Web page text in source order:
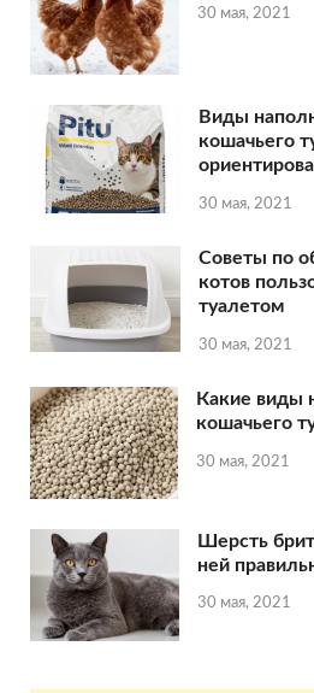
30 мая, 2021
Виды
кошачьего
30 мая, 2021
Советы по
котов
туалетом
30 мая, 2021
Какие виды
кошачьего
30 мая, 2021
Шерсть
ней
30 мая, 2021